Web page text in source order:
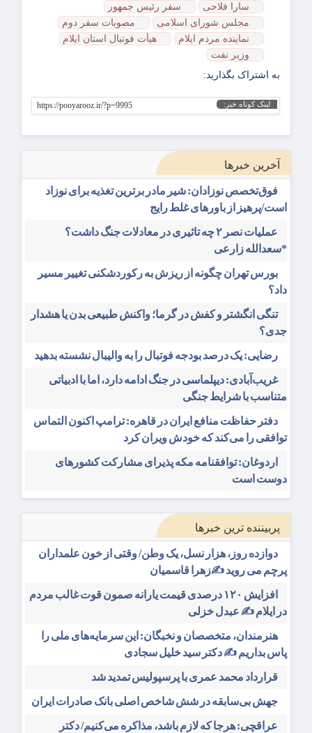
سارا فلاحی
سفر رئیس جمهور
مجلس شورای اسلامی
مصوبات سفر دوم
نماینده مردم ایلام
هیأت فوتبال استان ایلام
وزیر نفت
به اشتراک بگذارید:
لینک کوتاه خبر: https://pooyarooz.ir/?p=9995
آخرین خبرها
فوق‌تخصص نوزادان: شیر مادر برترین تغذیه برای نوزاد
است/پرهیز از باورهای غلط رایج
عملیات نصر ۲ چه تاثیری در معادلات جنگ داشت؟
*سعدالله زارعی
بورس تهران چگونه از ریزش به رکوردشکنی تغییر مسیر
داد؟
تنگی انگشتر و کفش در گرما؛ واکنش طبیعی بدن یا هشدار
جدی؟
رضایی: یک درصد بودجه فوتبال را به والیبال نشسته بدهید
غریب‌آبادی: دیپلماسی در جنگ ادامه دارد، اما با ادبیاتی
متناسب با شرایط جنگی
دفتر حفاظت منافع ایران در قاهره: ترامپ اکنون التماس
توافقی را می‌کند که خودش ویران کرد
اردوغان: توافقنامه مکه پذیرای مشارکت کشورهای
دوست است
پربیننده ترین خبرها
دوازده روز، هزار نسل، یک وطن/ وقتی از خون علمداران
پرچم می روید ✍️زهرا قاسمیان
افزایش ۱۲۰ درصدی قیمت یارانه صمون قوت غالب مردم
در ایلام ✍️ عبدل خزلی
هنرمندان، متخصصان و نخبگان: این سرمایه‌های ملی را
پاس بداریم ✍️ دکتر سید خلیل سجادی
قرارداد محمد عمری با پرسپولیس تمدید شد
جهش بی‌سابقه در شش شاخص اصلی بانک صادرات ایران
عراقچی: هرجا که لازم باشد، مذاکره می‌کنیم/ دکتر